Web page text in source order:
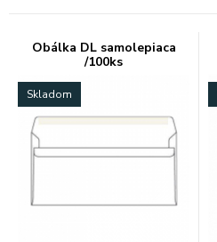
Obálka DL samolepiaca
/100ks
Skladom